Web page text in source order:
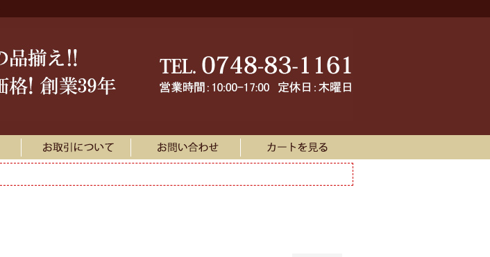
在庫なし商品を表示しない
商品番号/JANコード
並び順
新着順
登録順
価格が安い順
キーワードヒット順